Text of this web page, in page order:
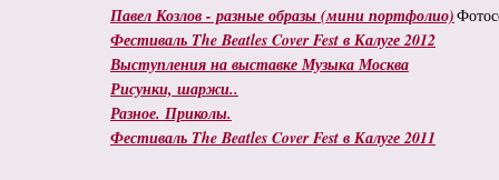
Павел Козлов - разные образы (мини портфолио)
Фестиваль The Beatles Cover Fest в Калуге 2012
Выступления на выставке Музыка Москва
Рисунки, шаржи..
Разное. Приколы.
Фестиваль The Beatles Cover Fest в Калуге 2011